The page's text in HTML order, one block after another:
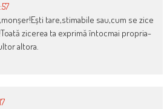
tare,stimabile sau,cum se zice
zicerea ta exprimă întocmai propria-
altora.